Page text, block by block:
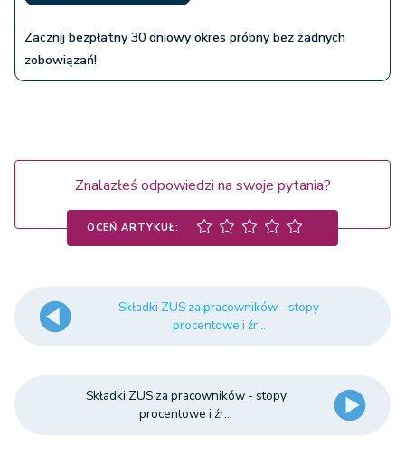
Zacznij bezpłatny 30 dniowy okres próbny bez żadnych
zobowiązań!
Znalazłeś odpowiedzi na swoje pytania?
OCEŃ ARTYKUŁ:
Składki ZUS za pracowników - stopy
procentowe i źr...
Składki ZUS za pracowników - stopy
procentowe i źr...